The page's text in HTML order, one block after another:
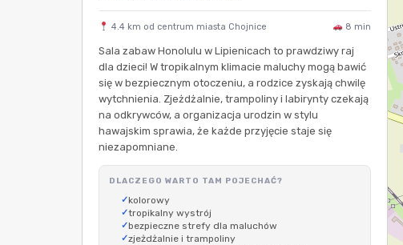
4.4 km od centrum miasta Chojnice 8 min
Sala zabaw Honolulu w Lipienicach to prawdziwy raj
dla dzieci! W tropikalnym klimacie maluchy mogą bawić
się w bezpiecznym otoczeniu, a rodzice zyskają chwilę
wytchnienia. Zjeżdżalnie, trampoliny i labirynty czekają
na odkrywców, a organizacja urodzin w stylu
hawajskim sprawia, że każde przyjęcie staje się
niezapomniane.
DLACZEGO WARTO TAM POJECHAĆ?
kolorowy
tropikalny wystrój
bezpieczne strefy dla maluchów
zjeżdżalnie i trampoliny